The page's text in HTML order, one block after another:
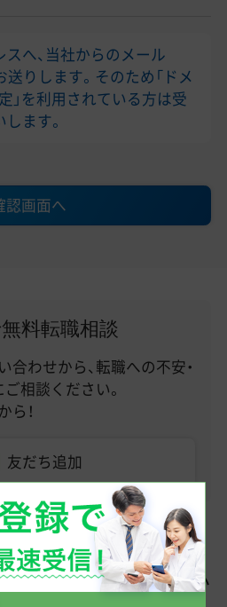
へ、当社からのメール
送りします。そのため「ドメ
」を利用されている方は受
ます。
認画面へ
料転職相談
わせから、転職への不安・
相談ください。
！
友だち追加
はこちらも見てい